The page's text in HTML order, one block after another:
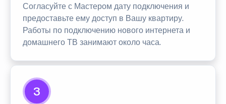
Согласуйте с Мастером дату подключения и
предоставьте ему доступ в Вашу квартиру.
Работы по подключению нового интернета и
домашнего ТВ занимают около часа.
3